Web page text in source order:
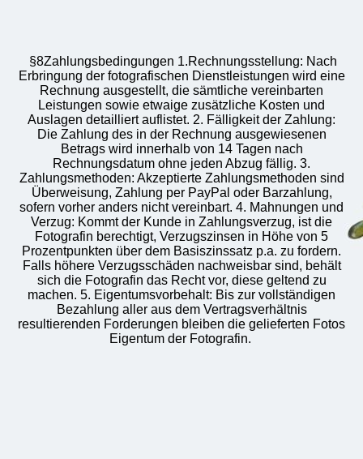
§8Zahlungsbedingungen 1.Rechnungsstellung: Nach
Erbringung der fotografischen Dienstleistungen wird eine
Rechnung ausgestellt, die sämtliche vereinbarten
Leistungen sowie etwaige zusätzliche Kosten und
Auslagen detailliert auflistet. 2. Fälligkeit der Zahlung:
Die Zahlung des in der Rechnung ausgewiesenen
Betrags wird innerhalb von 14 Tagen nach
Rechnungsdatum ohne jeden Abzug fällig. 3.
Zahlungsmethoden: Akzeptierte Zahlungsmethoden sind
Überweisung, Zahlung per PayPal oder Barzahlung,
sofern vorher anders nicht vereinbart. 4. Mahnungen und
Verzug: Kommt der Kunde in Zahlungsverzug, ist die
Fotografin berechtigt, Verzugszinsen in Höhe von 5
Prozentpunkten über dem Basiszinssatz p.a. zu fordern.
Falls höhere Verzugsschäden nachweisbar sind, behält
sich die Fotografin das Recht vor, diese geltend zu
machen. 5. Eigentumsvorbehalt: Bis zur vollständigen
Bezahlung aller aus dem Vertragsverhältnis
resultierenden Forderungen bleiben die gelieferten Fotos
Eigentum der Fotografin.